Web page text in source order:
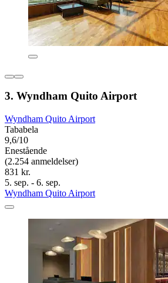
3. Wyndham Quito Airport
Wyndham Quito Airport
Tababela
9,6/10
Enestående
(2.254 anmeldelser)
831 kr.
5. sep. - 6. sep.
Wyndham Quito Airport